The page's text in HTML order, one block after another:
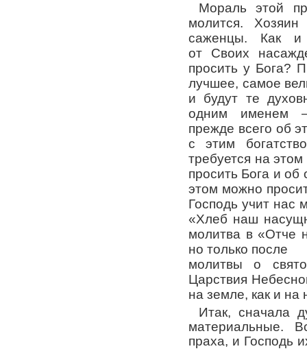
Мораль этой
молится.
саженцы. Как и
от Своих
просить у Бога?
лучшее, самое
и будут те
одним именем
прежде всего об
с этим
требуется на
просить Бога и
этом можно
Господь учит нас
«Хлеб наш
молитва в «Отче
но только после
молитвы о
Царствия
на земле, как и на
Итак, сначала
материальные.
праха, и Господь